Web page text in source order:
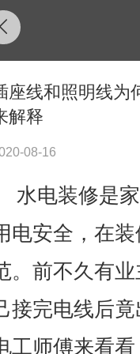
座线和照明线为
解释
08-16
水电装修是
电安全，在
。前不久有
接完电线后
工师傅来看